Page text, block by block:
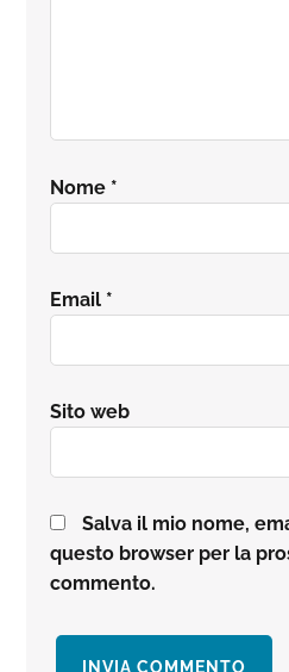
Nome *
Email *
Sito web
Salva il mio nome,
questo browser per la
commento.